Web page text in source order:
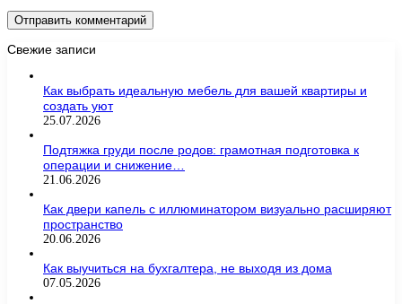
Свежие записи
Как выбрать идеальную мебель для вашей квартиры и
создать уют
25.07.2026
Подтяжка груди после родов: грамотная подготовка к
операции и снижение…
21.06.2026
Как двери капель с иллюминатором визуально расширяют
пространство
20.06.2026
Как выучиться на бухгалтера, не выходя из дома
07.05.2026